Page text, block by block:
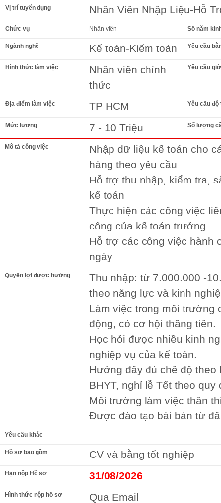
Vị trí tuyển dụng Nhân Viên Nhập Liệu-Hỗ
Chức vụ Nhân viên Số năm
Ngành nghề Kế toán-Kiểm toán Yêu cầu
Hình thức làm việc
Nhân viên chính
thức
Yêu cầu
Địa điểm làm việc TP HCM Yêu cầu độ
Mức lương 7 - 10 Triệu Số lượng
Mô tả công việc
Nhập dữ liệu kế toán cho
hàng theo yêu cầu
Hỗ trợ thu nhập, kiểm tra,
kế toán
Thực hiện các công việc
công của kế toán trưởng
Hỗ trợ các công việc hành
ngày
Quyền lợi được hưởng
Thu nhập: từ 7.000.000 -
theo năng lực và kinh
Làm việc trong môi trường
động, có cơ hội thăng tiến.
Học hỏi được nhiều kinh
nghiệp vụ của kế toán.
Hưởng đầy đủ chế độ theo
BHYT, nghỉ lễ Tết theo quy
Môi trường làm việc thân
Được đào tạo bài bản từ
Yêu cầu khác
Hồ sơ bao gồm CV và bằng tốt nghiệp
Hạn nộp Hồ sơ 31/08/2026
Hình thức nộp hồ sơ Qua Email